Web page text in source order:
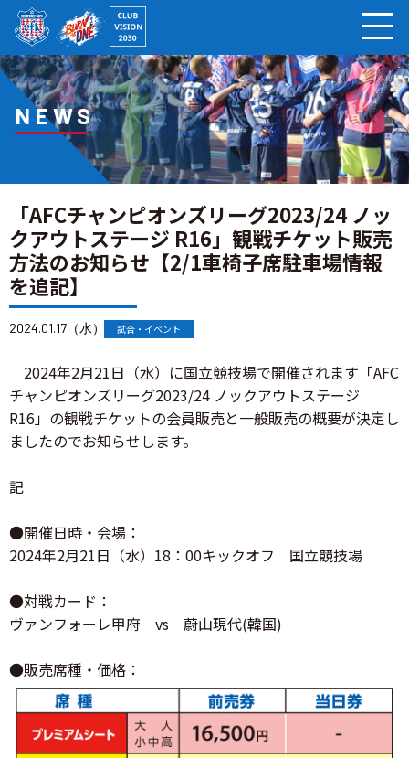
NEWS
「AFCチャンピオンズリーグ2023/24 ノッ
クアウトステージ R16」観戦チケット販売
方法のお知らせ【2/1車椅子席駐車場情報
を追記】
2024.01.17（水） 試合・イベント
2024年2月21日（水）に国立競技場で開催されます「AFC
チャンピオンズリーグ2023/24 ノックアウトステージ
R16」の観戦チケットの会員販売と一般販売の概要が決定し
ましたのでお知らせします。
記
●開催日時・会場：
2024年2月21日（水）18：00キックオフ 国立競技場
●対戦カード：
ヴァンフォーレ甲府 vs 蔚山現代(韓国)
●販売席種・価格：